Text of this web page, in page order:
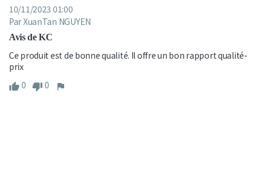
10/11/2023 01:00
Par XuanTan NGUYEN
Avis de KC
Ce produit est de bonne qualité. Il offre un bon rapport qualité-
prix
0
0